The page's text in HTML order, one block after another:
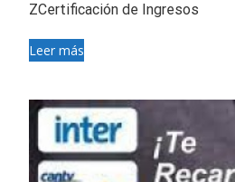
ZCertificación de Ingresos
Leer más